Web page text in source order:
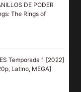
DE PODER
The Rings of
Temporada 1 [2022]
Latino, MEGA]